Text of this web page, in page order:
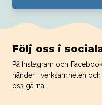
Följ oss i
På Instagram och
händer i verksamheten
oss gärna!